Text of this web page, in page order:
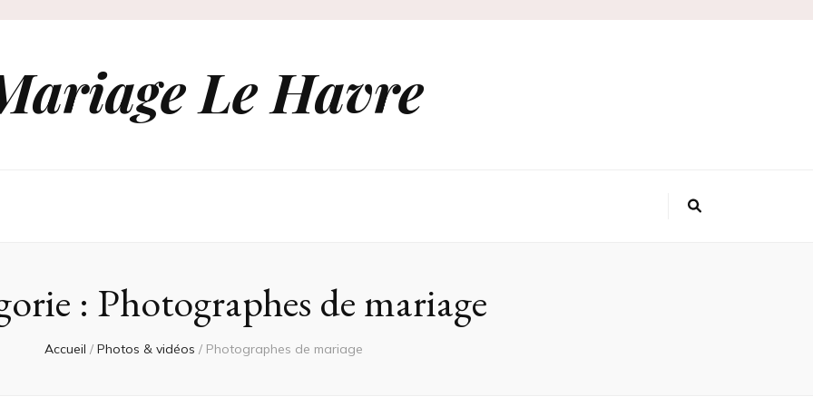
Le Havre
: Photographes de mariage
Accueil / Photos & vidéos / Photographes de mariage